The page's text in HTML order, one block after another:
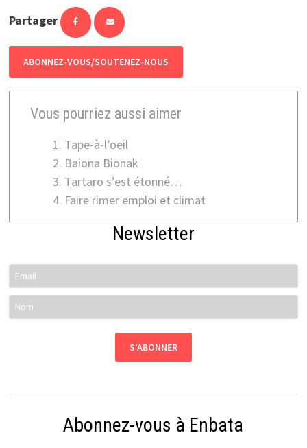
Partager
ABONNEZ-VOUS/SOUTENEZ-NOUS
Vous pourriez aussi aimer
Tape-à-l’oeil
Baiona Bionak
Tartaro s’est étonné…
Faire rimer emploi et climat
Newsletter
Abonnez-vous à Enbata